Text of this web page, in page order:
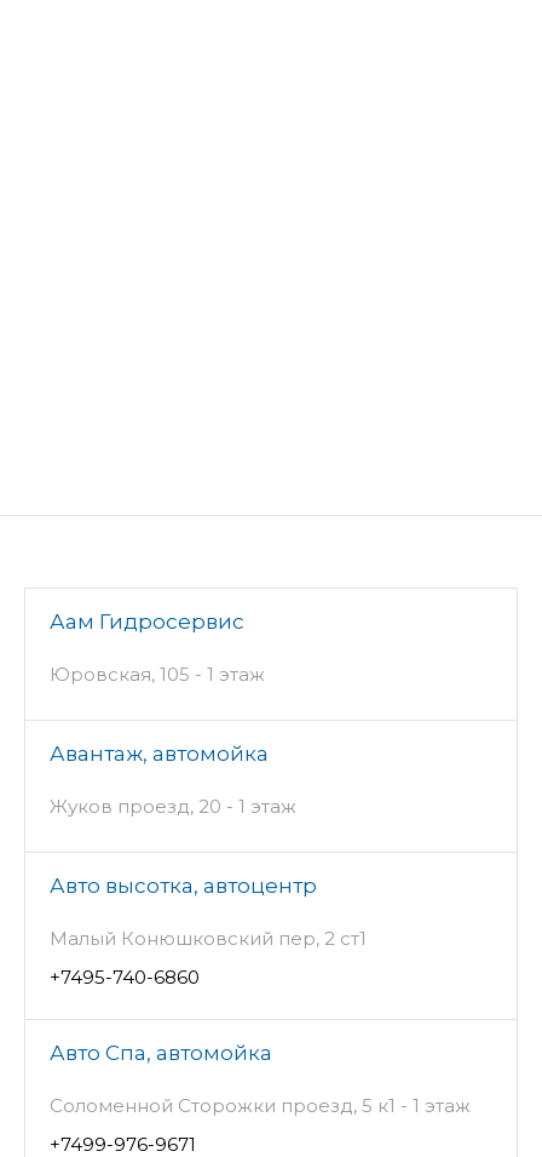
Аам Гидросервис
Юровская, 105 - 1 этаж
Авантаж, автомойка
Жуков проезд, 20 - 1 этаж
Авто высотка, автоцентр
Малый Конюшковский пер, 2 ст1
+7495-740-6860
Авто Спа, автомойка
Соломенной Сторожки проезд, 5 к1 - 1 этаж
+7499-976-9671